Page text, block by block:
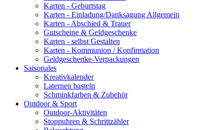
Karten - Geburtstag
Karten - Einladung/Danksagung Allgemein
Karten - Abschied & Trauer
Gutscheine & Geldgeschenke
Karten - selbst Gestalten
Karten - Kommunion / Konfirmation
Geldgeschenke-Verpackungen
Saisonales
Kreativkalender
Laternen basteln
Schminkfarben & Zubehör
Outdoor & Sport
Outdoor-Aktivitäten
Stoppuhren & Schrittzähler